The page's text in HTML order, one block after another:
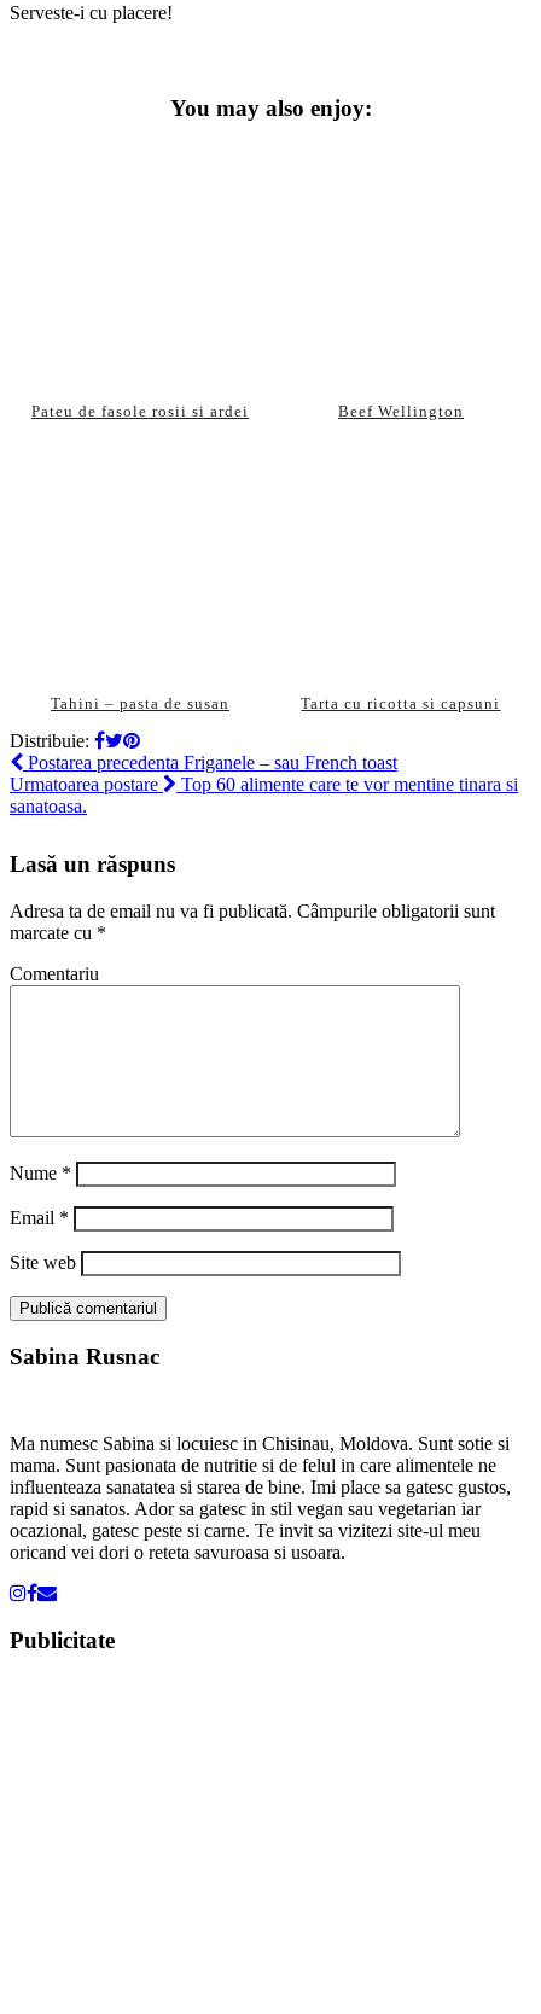
Serveste-i cu placere!
You may also enjoy:
Pateu de fasole rosii si ardei Beef Wellington
Tahini – pasta de susan Tarta cu ricotta si capsuni
Distribuie:
Postarea precedenta Friganele – sau French toast
Urmatoarea postare
Top 60 alimente care te vor mentine tinara si
sanatoasa.
Lasă un răspuns
Adresa ta de email nu va fi publicată. Câmpurile obligatorii sunt
marcate cu *
Comentariu
Nume *
Email *
Site web
Sabina Rusnac
Ma numesc Sabina si locuiesc in Chisinau, Moldova. Sunt sotie si
mama. Sunt pasionata de nutritie si de felul in care alimentele ne
influenteaza sanatatea si starea de bine. Imi place sa gatesc gustos,
rapid si sanatos. Ador sa gatesc in stil vegan sau vegetarian iar
ocazional, gatesc peste si carne. Te invit sa vizitezi site-ul meu
oricand vei dori o reteta savuroasa si usoara.
Publicitate